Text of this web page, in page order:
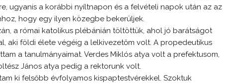
ugyanis a korábbi nyíltnapon és a felvételi napok után az az
hogy egy ilyen közegbe bekerüljek.
a római katolikus plébánián töltöttük, ahol jó barátságot
aki földi élete végéig a lelkivezetőm volt. A propedeutikus
a tanulmányaimat. Verdes Miklós atya volt a prefektusom,
János atya pedig a rektorunk volt.
ki felsőbb évfolyamos kispaptestvérekkel. Szoktuk